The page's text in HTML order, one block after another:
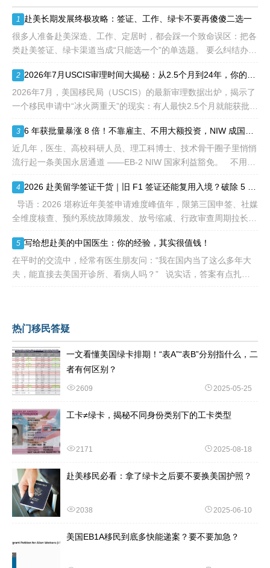
28.6%，即大约4万个移民
签证，都会用于满足"优
先"移民类别的申请。EB1A
不需要雇主支持、不用办理
等的限制，所以也愈来愈受
到中国杰出人才的青睐。
1
赴美长期发展终极攻略：签证、工作、绿卡不要再傻傻二选一
很多人准备赴美深造、工作、定居时，都会踩一个致命误区：把各
类赴美签证、绿卡渠道当成“只能选一个”的单选题。 要么纠结办哪
突、白白浪费几年
2
2026年7月，美国移民局（USCIS）的最新审理数据出炉，揭示了
一个移民申请中“冰火两重天”的现实：有人最快2.5个月就能获批，
一
3
近几年，医生、高校科研人员、理工科博士、技术骨干圈子里悄悄
流行起一条美国永居通道 ——EB-2 NIW 国家利益豁免。 不用提
4
全维度核查、预约系统故障频发、放号缩减、行政审查周期拉长，
5 写给想赴美的中国医生：你的经验，其实很值钱！
在平时的交流中，经常有医生朋友问：“我在国内当了这么多年大
夫，能直接去美国开诊所、看病人吗？” 说实话，答案有点扎
热门移民答疑
一文看懂美国绿卡排期！“表A”“表B”分别指什么，二
者有何区别？
2609 2025-05-25
工卡≠绿卡，揭秘不同身份类别下的工卡类型
2171 2025-08-18
赴美移民必看：拿了绿卡之后要不要换美国护照？
2038 2025-06-10
美国EB1A移民到底多快能递案？要不要加急？